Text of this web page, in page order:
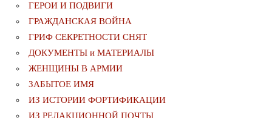
ГЕРОИ И ПОДВИГИ
ГРАЖДАНСКАЯ ВОЙНА
ГРИФ СЕКРЕТНОСТИ СНЯТ
ДОКУМЕНТЫ и МАТЕРИАЛЫ
ЖЕНЩИНЫ В АРМИИ
ЗАБЫТОЕ ИМЯ
ИЗ ИСТОРИИ ФОРТИФИКАЦИИ
ИЗ РЕДАКЦИОННОЙ ПОЧТЫ